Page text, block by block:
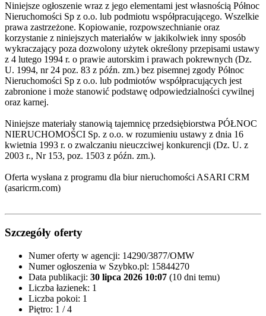
Niniejsze ogłoszenie wraz z jego elementami jest własnością Północ
Nieruchomości Sp z o.o. lub podmiotu współpracującego. Wszelkie
prawa zastrzeżone. Kopiowanie, rozpowszechnianie oraz
korzystanie z niniejszych materiałów w jakikolwiek inny sposób
wykraczający poza dozwolony użytek określony przepisami ustawy
z 4 lutego 1994 r. o prawie autorskim i prawach pokrewnych (Dz.
U. 1994, nr 24 poz. 83 z późn. zm.) bez pisemnej zgody Północ
Nieruchomości Sp z o.o. lub podmiotów współpracujących jest
zabronione i może stanowić podstawę odpowiedzialności cywilnej
oraz karnej.
Niniejsze materiały stanowią tajemnicę przedsiębiorstwa PÓŁNOC
NIERUCHOMOŚCI Sp. z o.o. w rozumieniu ustawy z dnia 16
kwietnia 1993 r. o zwalczaniu nieuczciwej konkurencji (Dz. U. z
2003 r., Nr 153, poz. 1503 z późn. zm.).
Oferta wysłana z programu dla biur nieruchomości ASARI CRM
(asaricrm.com)
Szczegóły oferty
Numer oferty w agencji: 14290/3877/OMW
Numer ogłoszenia w Szybko.pl: 15844270
Data publikacji: 30 lipca 2026 10:07 (10 dni temu)
Liczba łazienek: 1
Liczba pokoi: 1
Piętro: 1 / 4